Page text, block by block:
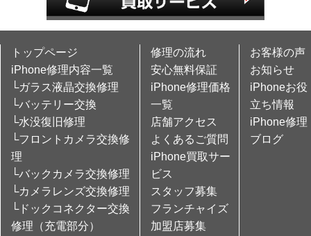
トップページ
iPhone修理内容一覧
└ガラス液晶交換修理
└バッテリー交換
└水没復旧修理
└フロントカメラ交換修
理
└バックカメラ交換修理
└カメラレンズ交換修理
└ドックコネクター交換
修理（充電部分）
修理の流れ
安心無料保証
iPhone修理価格
一覧
店舗アクセス
よくあるご質問
iPhone買取サー
ビス
スタッフ募集
フランチャイズ
加盟店募集
お客様の声
お知らせ
iPhoneお役
立ち情報
iPhone修理
ブログ